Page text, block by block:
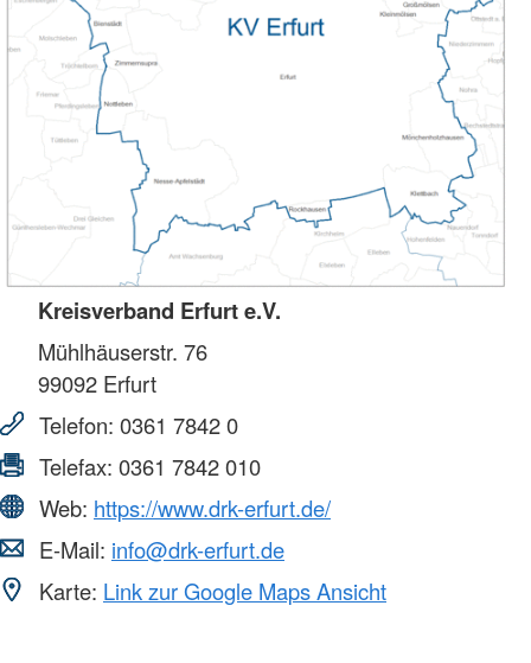
Kreisverband Erfurt e.V.
Mühlhäuserstr. 76
99092 Erfurt
Telefon: 0361 7842 0
Telefax: 0361 7842 010
Web: https://www.drk-erfurt.de/
E-Mail: info@drk-erfurt.de
Karte: Link zur Google Maps Ansicht